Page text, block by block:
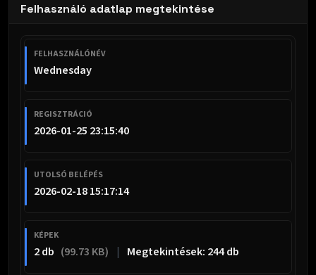
Felhasználó adatlap megtekintése
FELHASZNÁLÓNÉV
Wednesday
REGISZTRÁCIÓ
2026-01-25 23:15:40
UTOLSÓ BELÉPÉS
2026-02-18 15:17:14
KÉPEK
2 db (99.73 KB) | Megtekintések: 244 db